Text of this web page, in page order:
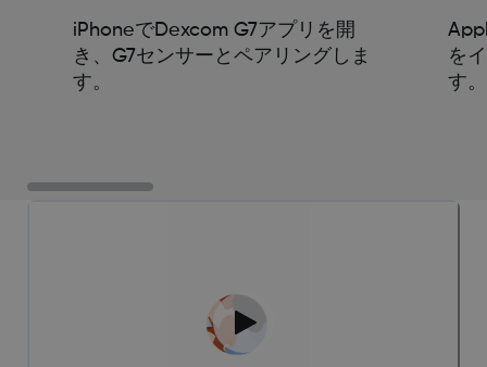
iPhoneでDexcom G7アプリを開
き、G7センサーとペアリングしま
す。
を
す。